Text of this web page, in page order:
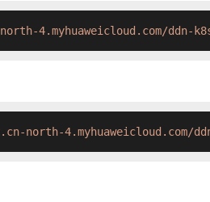
4.myhuaweicloud.com/
north-4.myhuaweicloud.com/